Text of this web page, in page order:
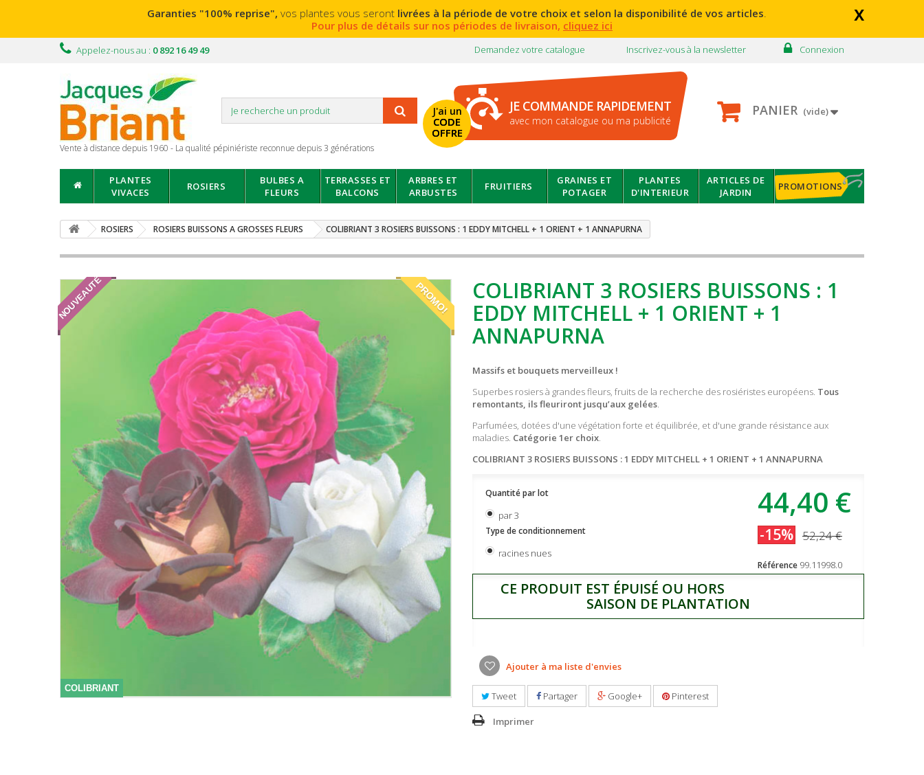
x
Garanties "100% reprise", vos plantes vous seront livrées à la période de votre choix et selon la disponibilité de vos articles.
Pour plus de détails sur nos périodes de livraison, cliquez ici
Connexion
Inscrivez-vous à la newsletter
Demandez votre catalogue
Appelez-nous au : 0 892 16 49 49
Vente à distance depuis 1960 - La qualité pépiniériste reconnue depuis 3 générations
J'ai un
CODE
OFFRE
JE COMMANDE RAPIDEMENT
avec mon catalogue ou ma publicité
PANIER (vide)
PLANTES
VIVACES
ROSIERS
BULBES A
FLEURS
TERRASSES ET
BALCONS
ARBRES ET
ARBUSTES
FRUITIERS
GRAINES ET
POTAGER
PLANTES
D'INTERIEUR
ARTICLES DE
JARDIN
PROMOTIONS
ROSIERS ROSIERS BUISSONS A GROSSES FLEURS COLIBRIANT 3 ROSIERS BUISSONS : 1 EDDY MITCHELL + 1 ORIENT + 1 ANNAPURNA
NOUVEAUTÉ
COLIBRIANT
PROMO!
COLIBRIANT 3 ROSIERS BUISSONS : 1
EDDY MITCHELL + 1 ORIENT + 1
ANNAPURNA
Massifs et bouquets merveilleux !
Superbes rosiers à grandes fleurs, fruits de la recherche des rosiéristes européens. Tous
remontants, ils fleuriront jusqu’aux gelées.
Parfumées, dotées d'une végétation forte et équilibrée, et d'une grande résistance aux
maladies. Catégorie 1er choix.
COLIBRIANT 3 ROSIERS BUISSONS : 1 EDDY MITCHELL + 1 ORIENT + 1 ANNAPURNA
44,40 €
-15% 52,24 €
Référence 99.11998.0
Quantité par lot
par 3
Type de conditionnement
racines nues
CE PRODUIT EST ÉPUISÉ OU HORS
SAISON DE PLANTATION
Ajouter à ma liste d'envies
Tweet Partager Google+ Pinterest
Imprimer